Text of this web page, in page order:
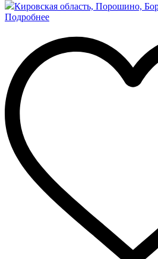
Кировская область, Порошино,
Подробнее